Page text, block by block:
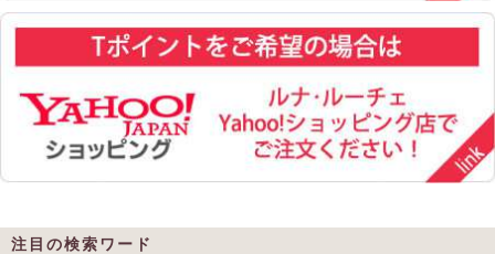
注目の検索ワード